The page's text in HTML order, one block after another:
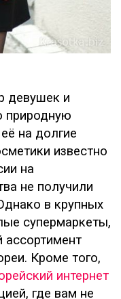
девушек и
природную
на долгие
известно
на
не получили
в крупных
супермаркеты,
Кроме того,
интернет
где вам не